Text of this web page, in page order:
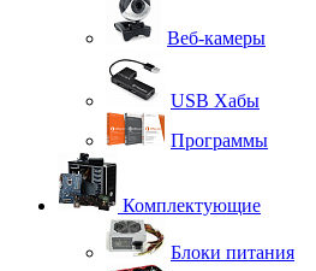
Веб-камеры
USB Хабы
Программы
Комплектующие
Блоки питания